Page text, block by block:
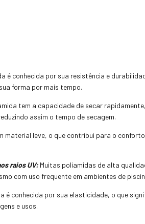
é conhecida por sua resistência e
forma por mais tempo.
tem a capacidade de secar
assim o tempo de secagem.
material leve, o que contribui para o
raios UV: Muitas poliamidas de alta
com uso frequente em ambientes de
é conhecida por sua elasticidade, o que
e usos.